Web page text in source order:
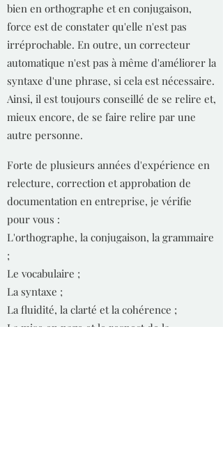
bien en orthographe et en conjugaison,
force est de constater qu'elle n'est pas
irréprochable. En outre, un correcteur
automatique n'est pas à même d'améliorer la
syntaxe d'une phrase, si cela est nécessaire.
Ainsi, il est toujours conseillé de se relire et,
mieux encore, de se faire relire par une
autre personne.
Forte de plusieurs années d'expérience en
relecture, correction et approbation de
documentation en entreprise, je vérifie
pour vous :
L'orthographe, la conjugaison, la grammaire
;
Le vocabulaire ;
La syntaxe ;
La fluidité, la clarté et la cohérence ;
La mise en page et le respect de la